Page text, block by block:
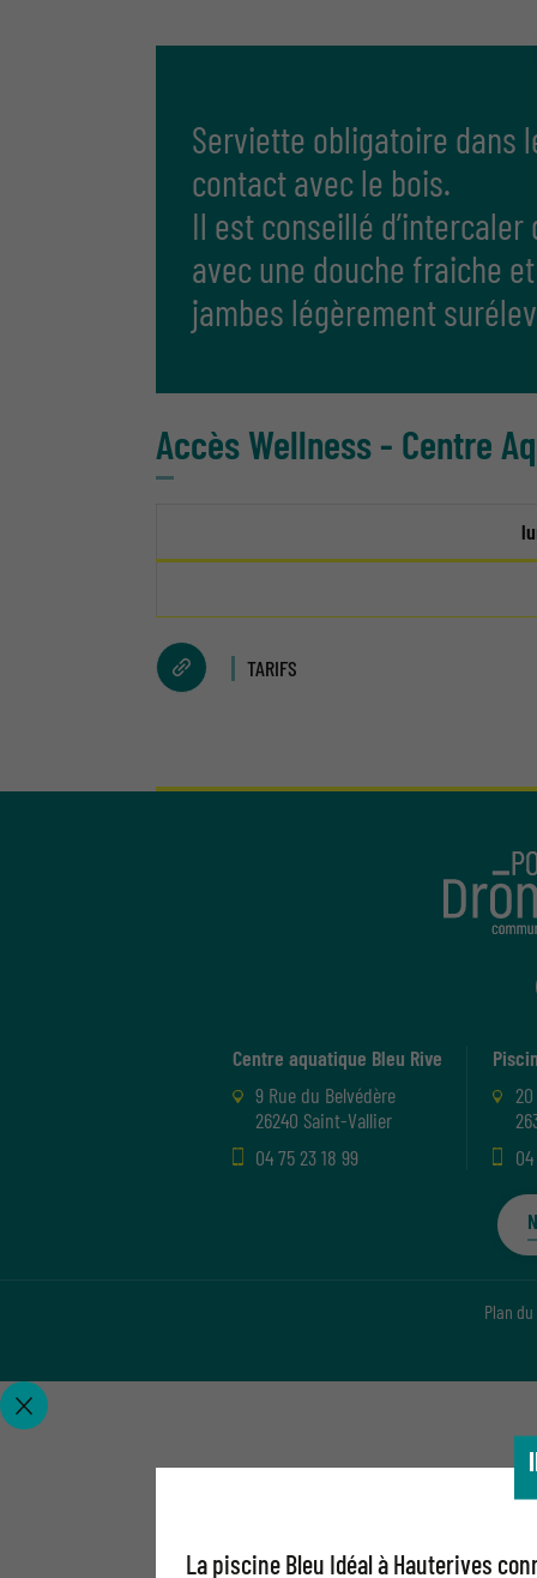
Serviette obligatoire dans
contact avec le bois.
Il est conseillé
avec une douche fraiche
jambes légèrement
Accès Wellness - Centre
TARIFS
Centre aquatique Bleu Rive
9 Rue du Belvédère
26240 Saint-Vallier
04 75 23 18 99
Plan
La piscine Bleu Idéal à Hauterives